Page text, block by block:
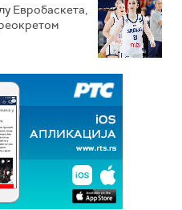
Евробаскета,